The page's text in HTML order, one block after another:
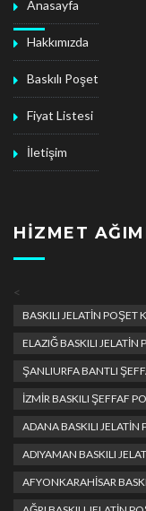
Anasayfa
Hakkımızda
Baskılı Poşet
Fiyat Listesi
İletişim
HIZMET
<
BASKILI JELATİN POŞET
ELAZIĞ BASKILI JELATİN
ŞANLIURFA BANTLI
İZMİR BASKILI ŞEFFAF
ADANA BASKILI JELATİN
ADIYAMAN BASKILI
AFYONKARAHİSAR